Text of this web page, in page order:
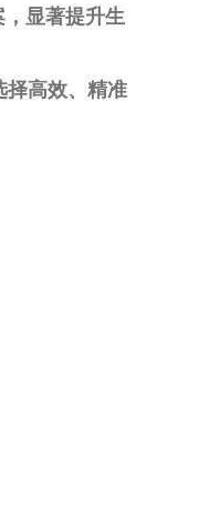
显著提升生
择高效、精准